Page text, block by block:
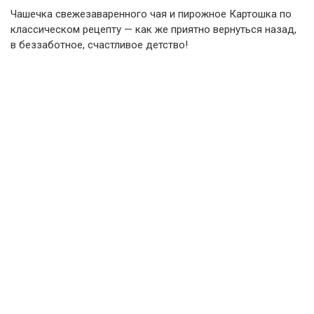
Чашечка свежезаваренного чая и пирожное Картошка по
классическом рецепту — как же приятно вернуться назад,
в беззаботное, счастливое детство!